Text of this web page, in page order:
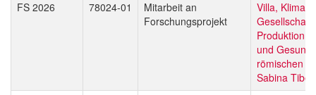
FS 2026 78024-01
Mitarbeit an
Forschungsprojekt
Villa, Klima
Gesellschaft:
Produktion,
und
römischen
Sabina